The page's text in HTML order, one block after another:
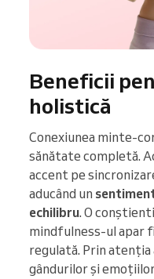
Beneficii
holistică
Conexiunea minte-
sănătate completă.
accent pe
aducând un
echilibru. O
mindfulness-ul apar
regulată. Prin
gândurilor și